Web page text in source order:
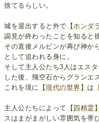
捨てるらしい。
城を退出すると外で 【ホンダ
謁見が終わったことを知ると
その直後メルビンが再び神
として追われる身に。
そして主人公たち3人はエス
した後、飛空石からグランエ
これを境に
【現代の世界】 は
主人公たちによって 【四精霊
スはまがまがしい雰囲気を帯